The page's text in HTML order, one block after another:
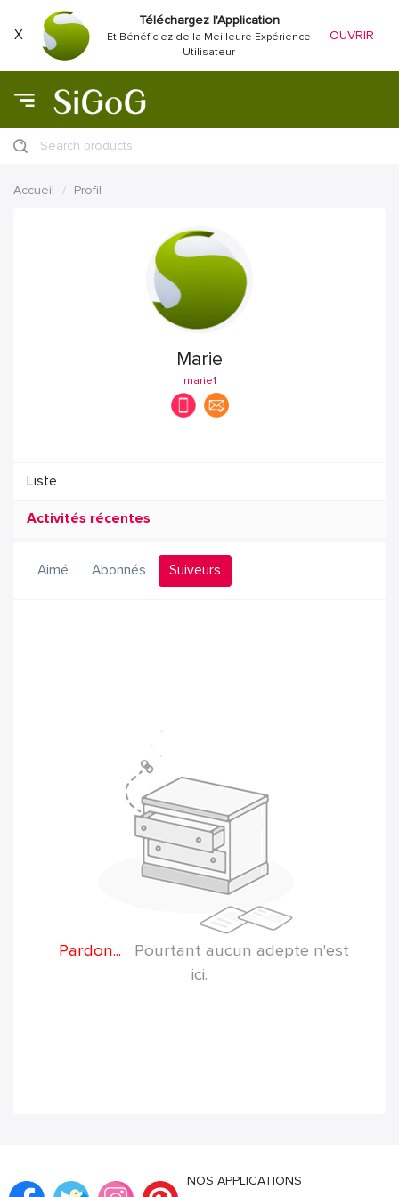
X
Téléchargez l'Application
Et Bénéficiez de la Meilleure Expérience
Utilisateur
OUVRIR
Search products
Accueil Profil
Marie
marie1
Liste
Activités récentes
Aimé Abonnés Suiveurs
Pardon...
Pourtant aucun adepte n'est
ici.
NOS APPLICATIONS